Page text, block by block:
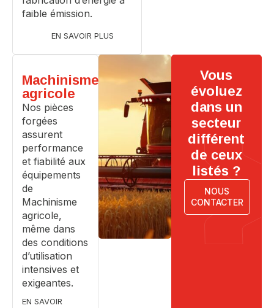
faible émission.
EN SAVOIR PLUS
Machinisme
agricole
Nos pièces
forgées
assurent
performance
et fiabilité aux
équipements
de
Machinisme
agricole,
même dans
des conditions
d’utilisation
intensives et
exigeantes.
EN SAVOIR
Vous
évoluez
dans un
secteur
différent
de ceux
listés ?
NOUS
CONTACTER